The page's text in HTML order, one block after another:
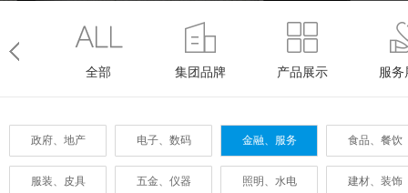
全部 集团品牌 产品展示 服务
政府、地产 电子、数码 金融、服务 食品、餐饮
服装、皮具 五金、仪器 照明、水电 建材、装饰